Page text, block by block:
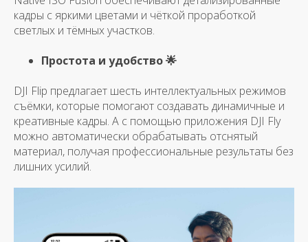
кадры с яркими цветами и чёткой проработкой
светлых и тёмных участков.
Простота и удобство 🌟
DJI Flip предлагает шесть интеллектуальных режимов
съёмки, которые помогают создавать динамичные и
креативные кадры. А с помощью приложения DJI Fly
можно автоматически обрабатывать отснятый
материал, получая профессиональные результаты без
лишних усилий.